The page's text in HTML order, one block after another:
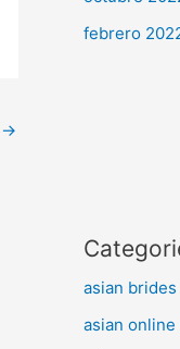
→
febrero
asian brides
asian online